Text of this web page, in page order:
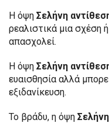
Η όψη Σελήνη
ρεαλιστικά μια σχέση
απασχολεί.
Η όψη Σελήνη
ευαισθησία αλλά
εξιδανίκευση.
Το βράδυ, η όψη